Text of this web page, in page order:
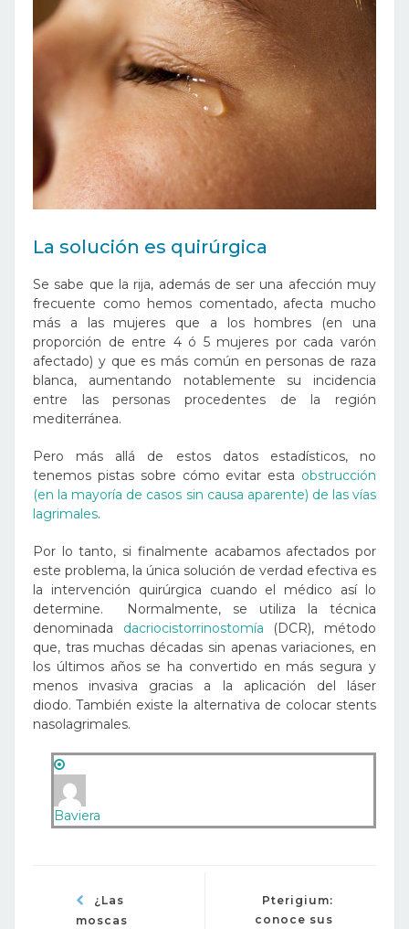
La solución es quirúrgica
Se sabe que la rija, además de ser una afección muy
frecuente como hemos comentado, afecta mucho
más a las mujeres que a los hombres (en una
proporción de entre 4 ó 5 mujeres por cada varón
afectado) y que es más común en personas de raza
blanca, aumentando notablemente su incidencia
entre las personas procedentes de la región
mediterránea.
Pero más allá de estos datos estadísticos, no
tenemos pistas sobre cómo evitar esta obstrucción
(en la mayoría de casos sin causa aparente) de las vías
lagrimales.
Por lo tanto, si finalmente acabamos afectados por
este problema, la única solución de verdad efectiva es
la intervención quirúrgica cuando el médico así lo
determine. Normalmente, se utiliza la técnica
denominada dacriocistorrinostomía (DCR), método
que, tras muchas décadas sin apenas variaciones, en
los últimos años se ha convertido en más segura y
menos invasiva gracias a la aplicación del láser
diodo. También existe la alternativa de colocar stents
nasolagrimales.
Baviera
¿Las
moscas
Pterigium:
conoce sus